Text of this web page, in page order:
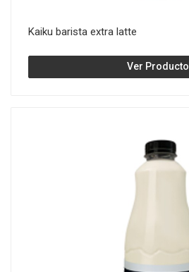
Kaiku barista extra latte
Ver Producto